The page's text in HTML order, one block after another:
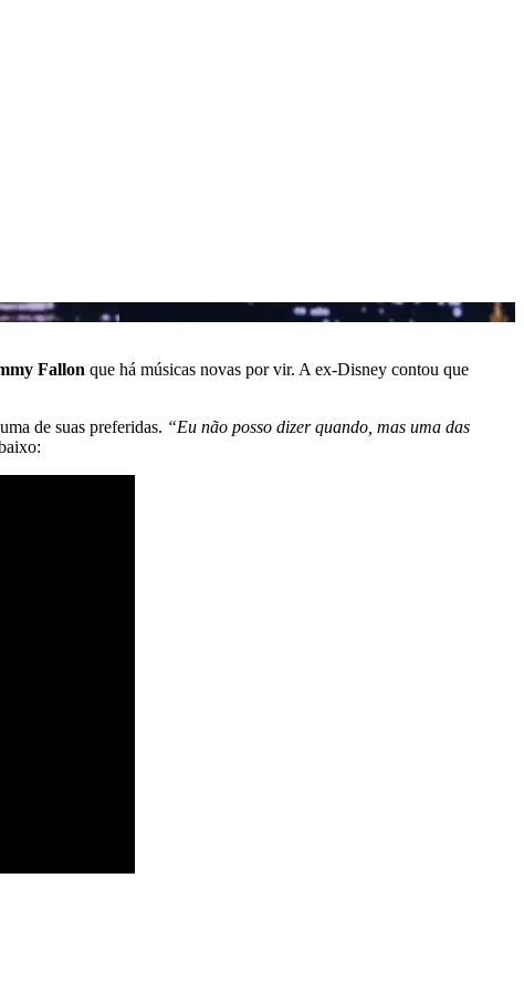
Fallon que há músicas novas por vir. A ex-Disney contou que
de suas preferidas. “Eu não posso dizer quando, mas uma das